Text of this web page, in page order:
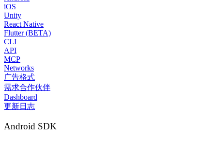
iOS
Unity
React Native
Flutter (BETA)
CLI
API
MCP
Networks
广告格式
需求合作伙伴
Dashboard
更新日志
Android SDK